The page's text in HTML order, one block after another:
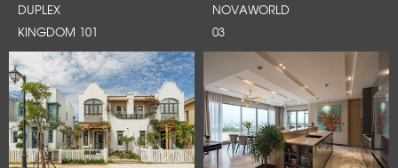
DUPLEX
KINGDOM 101
NOVAWORLD
03